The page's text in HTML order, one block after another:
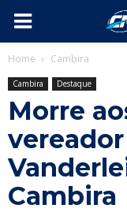
Home Cambira
Cambira Destaque
Morre
Cambira